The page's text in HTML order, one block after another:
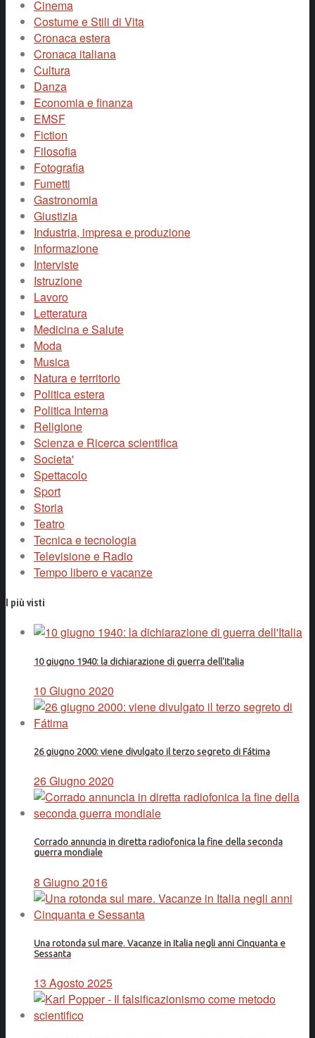
Cinema
Costume e Stili di Vita
Cronaca estera
Cronaca italiana
Cultura
Danza
Economia e finanza
EMSF
Fiction
Filosofia
Fotografia
Fumetti
Gastronomia
Giustizia
Industria, impresa e produzione
Informazione
Interviste
Istruzione
Lavoro
Letteratura
Medicina e Salute
Moda
Musica
Natura e territorio
Politica estera
Politica Interna
Religione
Scienza e Ricerca scientifica
Societa'
Spettacolo
Sport
Storia
Teatro
Tecnica e tecnologia
Televisione e Radio
Tempo libero e vacanze
I più visti
10 giugno 1940: la dichiarazione di guerra dell'Italia
10 Giugno 2020
26 giugno 2000: viene divulgato il terzo segreto di Fátima
26 Giugno 2020
Corrado annuncia in diretta radiofonica la fine della seconda
guerra mondiale
8 Giugno 2016
Una rotonda sul mare. Vacanze in Italia negli anni Cinquanta e
Sessanta
13 Agosto 2025